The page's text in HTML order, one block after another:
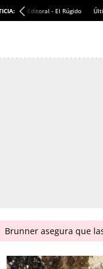
Editoral - El Rúgido
Brunner asegura que